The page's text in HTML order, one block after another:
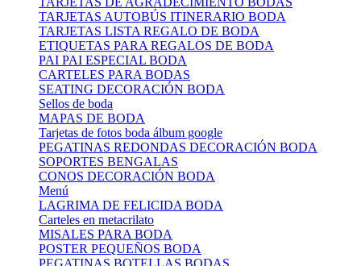
TARJETAS AUTOBÚS ITINERARIO BODA
TARJETAS LISTA REGALO DE BODA
ETIQUETAS PARA REGALOS DE BODA
PAI PAI ESPECIAL BODA
CARTELES PARA BODAS
SEATING DECORACIÓN BODA
Sellos de boda
MAPAS DE BODA
Tarjetas de fotos boda álbum google
PEGATINAS REDONDAS DECORACIÓN BODA
SOPORTES BENGALAS
CONOS DECORACIÓN BODA
Menú
LAGRIMA DE FELICIDA BODA
Carteles en metacrilato
MISALES PARA BODA
POSTER PEQUEÑOS BODA
PEGATINAS BOTELLAS BODAS